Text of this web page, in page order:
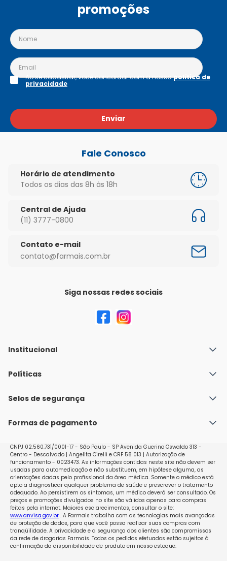
promoções
Enviar
Ao se cadastrar, você concordar com a nossapolítica de
privacidade
Fale Conosco
Horário de atendimento
Todos os dias das 8h às 18h
Central de Ajuda
(11) 3777-0800
Contato e-mail
contato@farmais.com.br
Siga nossas redes sociais
Institucional
Quem Somos
Nossas lojas
Políticas
Política de Envio
Políticas de Trocas e Devoluções
Selos de segurança
Formas de pagamento
CNPJ 02.560.731/0001-17 - São Paulo - SP Avenida Guerino Oswaldo 313 -
Centro - Descalvado | Angelita Cirelli e CRF 58 013 | Autorização de
funcionamento - 0023473. As informações contidas neste site não devem ser
usadas para automedicação e não substituem, em hipótese alguma, as
orientações dadas pelo profissional da área médica. Somente o médico está
apto a diagnosticar qualquer problema de saúde e prescrever o tratamento
adequado. Ao persistirem os sintomas, um médico deverá ser consultado. Os
preços e promoções divulgados no site são válidos apenas para compras
feitas pela internet. Maiores esclarecimentos, consultar o site:
www.anvisa.gov.br. A Farmais trabalha com as tecnologias mais avançadas
de proteção de dados, para que você possa realizar suas compras com
tranqüilidade. A privacidade e a segurança dos clientes são compromissos
da rede de drogarias Farmais. Todos os pedidos efetuados estão sujeitos à
confirmação da disponibilidade de produto em nosso estoque.